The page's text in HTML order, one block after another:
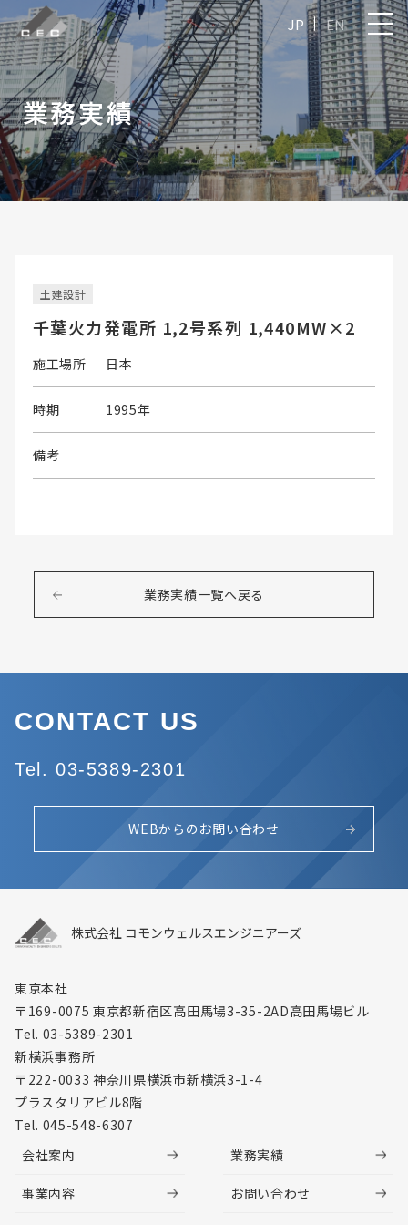
EN
JP
業務実績
土建設計
千葉火力発電所 1,2号系列 1,440MW×2
施工場所 日本
時期 1995年
備考
業務実績一覧へ戻る
CONTACT US
Tel. 03-5389-2301
WEBからのお問い合わせ
株式会社 コモンウェルスエンジニアーズ
東京本社
〒169-0075 東京都新宿区高田馬場3-35-2AD高田馬場ビル
Tel. 03-5389-2301
新横浜事務所
〒222-0033 神奈川県横浜市新横浜3-1-4
プラスタリアビル8階
Tel. 045-548-6307
会社案内
事業内容
業務実績
お問い合わせ